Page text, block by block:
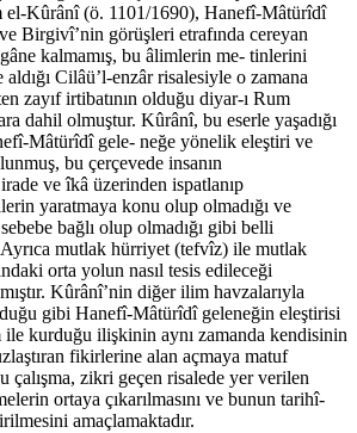
el-Kûrânî (ö. 1101/1690), Hanefî-Mâtürîdî
Birgivî’nin görüşleri etrafında cereyan
kalmamış, bu âlimlerin me- tinlerini
Cilâü’l-enzâr risalesiyle o zamana
zayıf irtibatının olduğu diyar-ı Rum
dahil olmuştur. Kûrânî, bu eserle yaşadığı
Mâtürîdî gele- neğe yönelik eleştiri ve
bu çerçevede insanın
ve îkâ üzerinden ispatlanıp
yaratmaya konu olup olmadığı ve
bağlı olup olmadığı gibi belli
Ayrıca mutlak hürriyet (tefvîz) ile mutlak
orta yolun nasıl tesis edileceği
Kûrânî’nin diğer ilim havzalarıyla
gibi Hanefî-Mâtürîdî geleneğin eleştirisi
ile kurduğu ilişkinin aynı zamanda kendisinin
fikirlerine alan açmaya matuf
çalışma, zikri geçen risalede yer verilen
ortaya çıkarılmasını ve bunun tarihî-
amaçlamaktadır.